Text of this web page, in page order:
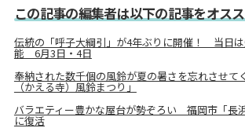
この記事の編集者は以下の記事をオス
伝統の「呼子大綱引」が4年ぶりに開催！ 当日
能 6月3日・4日
奉納された数千個の風鈴が夏の暑さを忘れさせて
（かえる寺）風鈴まつり」
バラエティー豊かな屋台が勢ぞろい 福岡市「長
に復活